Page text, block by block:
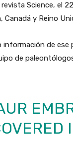
Science, el
y Reino
información de
de